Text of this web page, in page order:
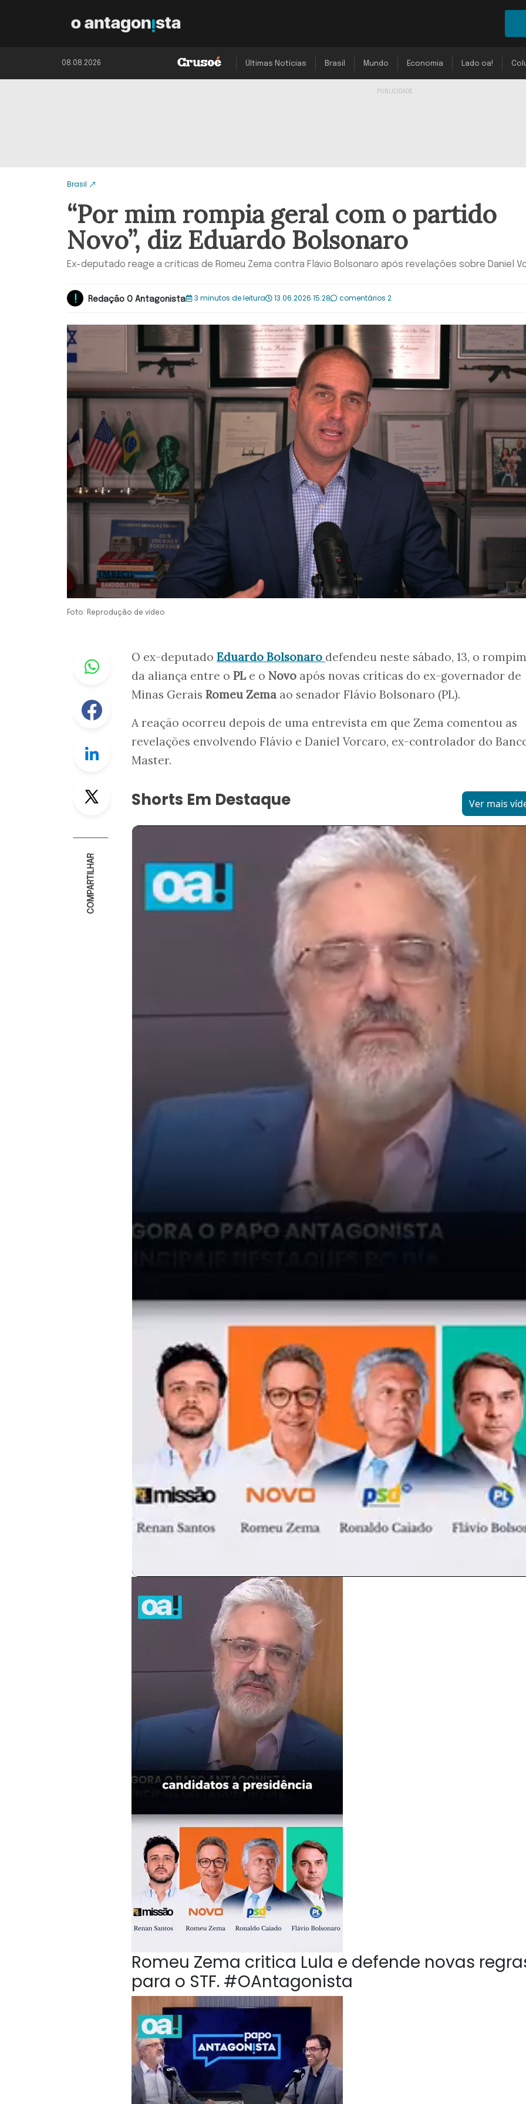
08.08.2026 Últimas Notícias Brasil Mundo Economia Lado oa!
Brasil
“Por mim rompia geral com o partido
Novo”, diz Eduardo Bolsonaro
Ex-deputado reage a críticas de Romeu Zema contra Flávio Bolsonaro após revelações sobre Daniel
Redação O Antagonista 3 minutos de leitura 13.06.2026 15:28 comentários 2
Foto: Reprodução de vídeo
Whastapp
Facebook
Linkedin
COMPARTILHAR
O ex-deputado Eduardo Bolsonaro defendeu neste sábado, 13, o
da aliança entre o PL e o Novo após novas críticas do ex-governador de
Minas Gerais Romeu Zema ao senador Flávio Bolsonaro (PL).
A reação ocorreu depois de uma entrevista em que Zema comentou as
revelações envolvendo Flávio e Daniel Vorcaro, ex-controlador do
Master.
Shorts Em Destaque Ver mais
Romeu Zema critica Lula e defende novas
para o STF. #OAntagonista